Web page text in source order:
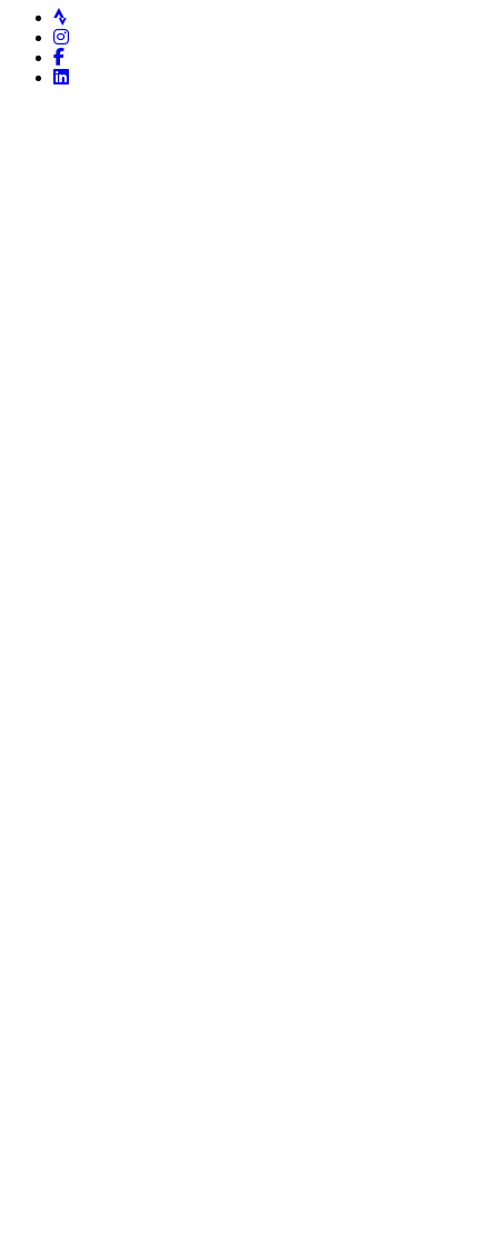
Strava
Instagram
Facebook
LinkedIn